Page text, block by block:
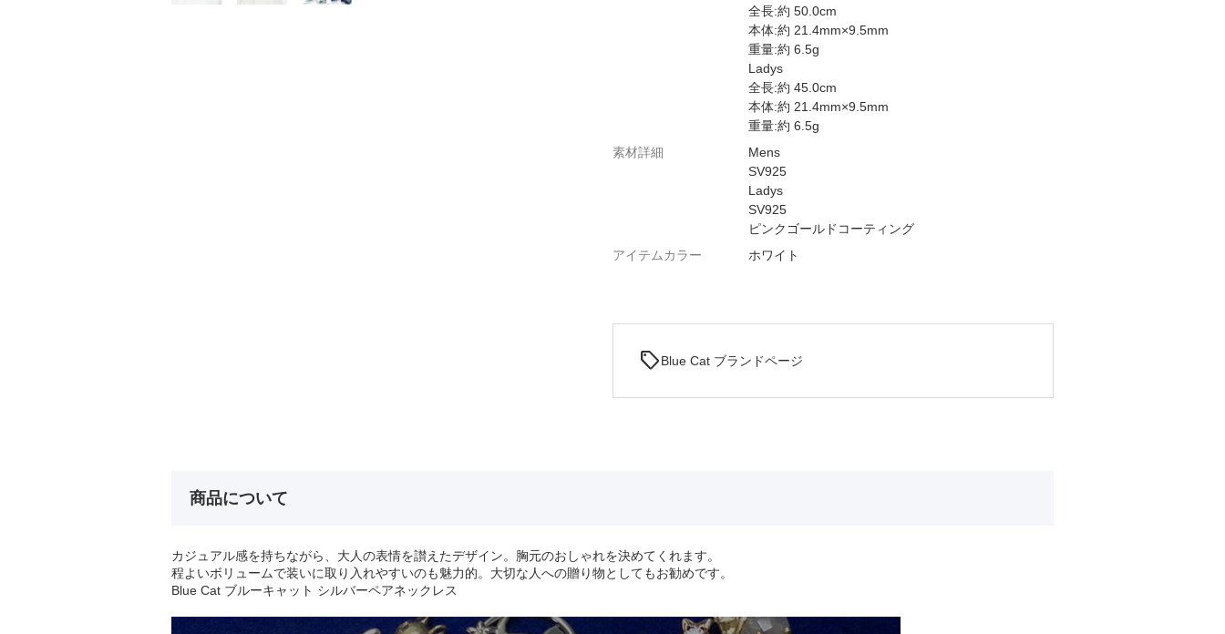
全長:約 50.0cm
本体:約 21.4mm×9.5mm
重量:約 6.5g
Ladys
全長:約 45.0cm
本体:約 21.4mm×9.5mm
重量:約 6.5g
素材詳細
Mens
SV925
Ladys
SV925
ピンクゴールドコーティング
アイテムカラー
ホワイト
sellBlue Cat ブランドページ
商品について
カジュアル感を持ちながら、大人の表情を讃えたデザイン。胸元のおしゃれを決めてくれます。
程よいボリュームで装いに取り入れやすいのも魅力的。大切な人への贈り物としてもお勧めです。
Blue Cat ブルーキャット シルバーペアネックレス